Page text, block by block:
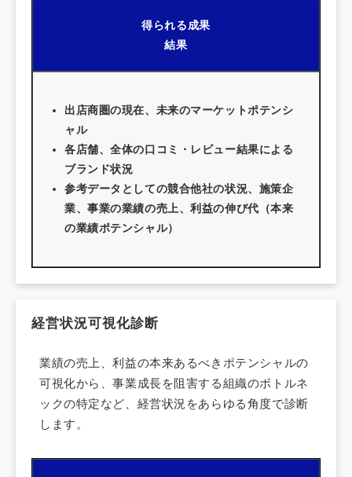
得られる成果
結果
出店商圏の現在、未来のマーケットポテンシ
ャル
各店舗、全体の口コミ・レビュー結果による
ブランド状況
参考データとしての競合他社の状況、施策企
業、事業の業績の売上、利益の伸び代（本来
の業績ポテンシャル）
経営状況可視化診断
業績の売上、利益の本来あるべきポテンシャルの
可視化から、事業成長を阻害する組織のボトルネ
ックの特定など、経営状況をあらゆる角度で診断
します。